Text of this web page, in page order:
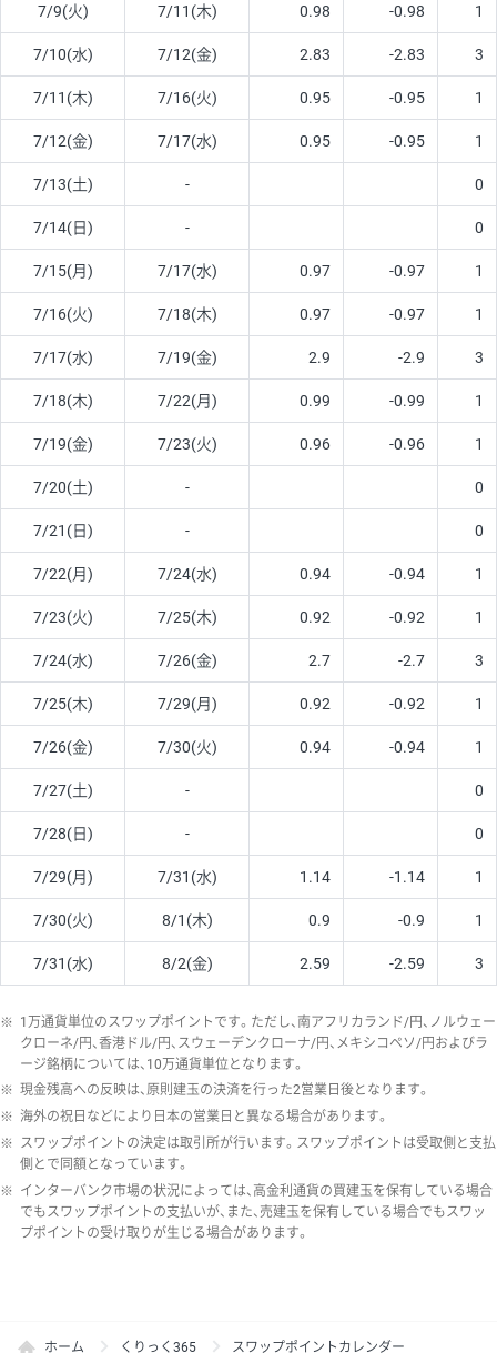
7/9(火) 7/11(木) 0.98 -0.98 1
7/10(水) 7/12(金) 2.83 -2.83 3
7/11(木) 7/16(火) 0.95 -0.95 1
7/12(金) 7/17(水) 0.95 -0.95 1
7/13(土) - 0
7/14(日) - 0
7/15(月) 7/17(水) 0.97 -0.97 1
7/16(火) 7/18(木) 0.97 -0.97 1
7/17(水) 7/19(金) 2.9 -2.9 3
7/18(木) 7/22(月) 0.99 -0.99 1
7/19(金) 7/23(火) 0.96 -0.96 1
7/20(土) - 0
7/21(日) - 0
7/22(月) 7/24(水) 0.94 -0.94 1
7/23(火) 7/25(木) 0.92 -0.92 1
7/24(水) 7/26(金) 2.7 -2.7 3
7/25(木) 7/29(月) 0.92 -0.92 1
7/26(金) 7/30(火) 0.94 -0.94 1
7/27(土) - 0
7/28(日) - 0
7/29(月) 7/31(水) 1.14 -1.14 1
7/30(火) 8/1(木) 0.9 -0.9 1
7/31(水) 8/2(金) 2.59 -2.59 3
※ 1万通貨単位のスワップポイントです。ただし、南アフリカランド/円、ノルウェー
クローネ/円、香港ドル/円、スウェーデンクローナ/円、メキシコペソ/円およびラ
ージ銘柄については、10万通貨単位となります。
※ 現金残高への反映は、原則建玉の決済を行った2営業日後となります。
※ 海外の祝日などにより日本の営業日と異なる場合があります。
※ スワップポイントの決定は取引所が行います。スワップポイントは受取側と支払
側とで同額となっています。
※ インターバンク市場の状況によっては、高金利通貨の買建玉を保有している場合
でもスワップポイントの支払いが、また、売建玉を保有している場合でもスワッ
プポイントの受け取りが生じる場合があります。
ホーム くりっく365 スワップポイントカレンダー